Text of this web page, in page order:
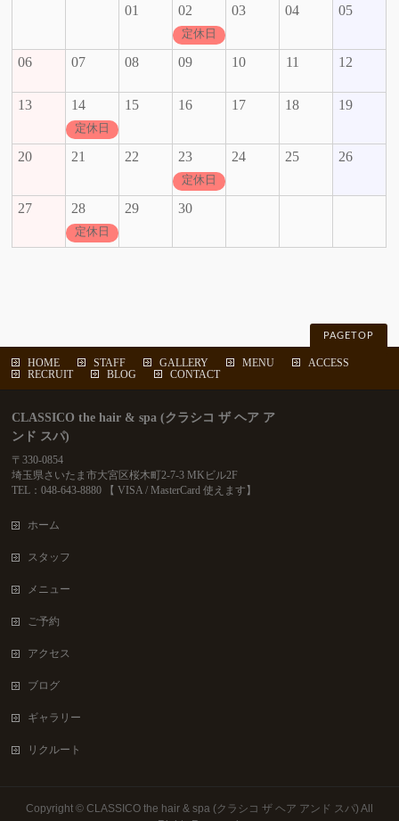
01 02
定休日
03 04 05
06 07 08 09 10 11 12
13 14
定休日
15 16 17 18 19
20 21 22 23
定休日
24 25 26
27 28
定休日
29 30
PAGETOP
HOME STAFF GALLERY MENU
ACCESS
RECRUIT
BLOG CONTACT
CLASSICO the hair & spa (クラシコ ザ ヘア ア
ンド スパ)
〒330-0854
埼玉県さいたま市大宮区桜木町2-7-3 MKビル2F
TEL：048-643-8880 【 VISA / MasterCard 使えます】
ホーム
スタッフ
メニュー
ご予約
アクセス
ブログ
ギャラリー
リクルート
Copyright © CLASSICO the hair & spa (クラシコ ザ ヘア アンド スパ) All